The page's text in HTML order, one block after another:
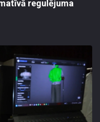
regulējuma